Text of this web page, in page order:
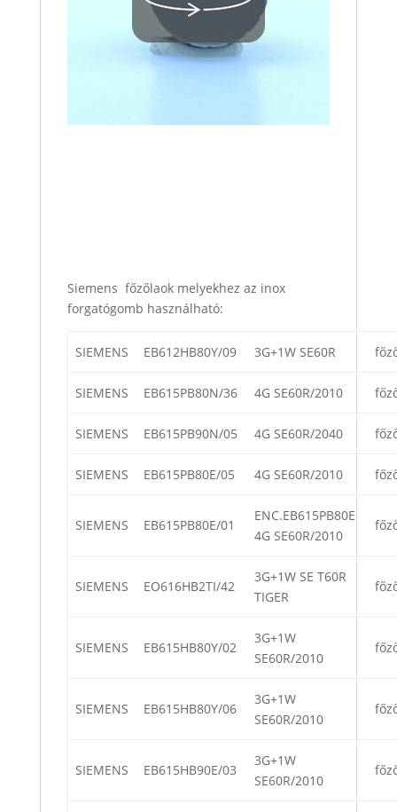
Siemens főzőlaok melyekhez az inox
forgatógomb használható:
SIEMENS EB612HB80Y/09 3G+1W SE60R
SIEMENS EB615PB80N/36 4G SE60R/2010
SIEMENS EB615PB90N/05 4G SE60R/2040
SIEMENS EB615PB80E/05 4G SE60R/2010
SIEMENS EB615PB80E/01
ENC.EB615PB80E
4G SE60R/2010
SIEMENS EO616HB2TI/42
3G+1W SE T60R
TIGER
SIEMENS EB615HB80Y/02
3G+1W
SE60R/2010
SIEMENS EB615HB80Y/06
3G+1W
SE60R/2010
SIEMENS EB615HB90E/03
3G+1W
SE60R/2010